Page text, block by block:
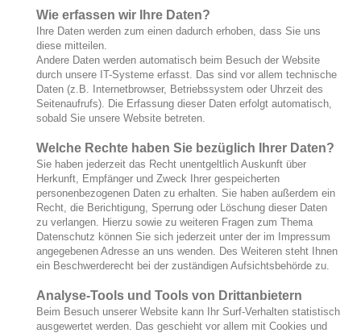
Wie erfassen wir Ihre Daten?
Ihre Daten werden zum einen dadurch erhoben, dass Sie uns
diese mitteilen.
Andere Daten werden automatisch beim Besuch der Website
durch unsere IT-Systeme erfasst. Das sind vor allem technische
Daten (z.B. Internetbrowser, Betriebssystem oder Uhrzeit des
Seitenaufrufs). Die Erfassung dieser Daten erfolgt automatisch,
sobald Sie unsere Website betreten.
Welche Rechte haben Sie bezüglich Ihrer Daten?
Sie haben jederzeit das Recht unentgeltlich Auskunft über
Herkunft, Empfänger und Zweck Ihrer gespeicherten
personenbezogenen Daten zu erhalten. Sie haben außerdem ein
Recht, die Berichtigung, Sperrung oder Löschung dieser Daten
zu verlangen. Hierzu sowie zu weiteren Fragen zum Thema
Datenschutz können Sie sich jederzeit unter der im Impressum
angegebenen Adresse an uns wenden. Des Weiteren steht Ihnen
ein Beschwerderecht bei der zuständigen Aufsichtsbehörde zu.
Analyse-Tools und Tools von Drittanbietern
Beim Besuch unserer Website kann Ihr Surf-Verhalten statistisch
ausgewertet werden. Das geschieht vor allem mit Cookies und